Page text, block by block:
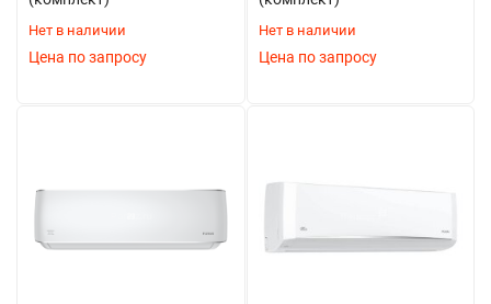
Нет в наличии
Цена по запросу
Нет в наличии
Цена по запросу